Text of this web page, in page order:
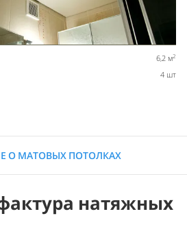
6,2 м2
4 шт
О МАТОВЫХ ПОТОЛКАХ
натяжных